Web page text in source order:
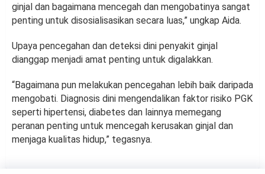
ginjal dan bagaimana mencegah dan mengobatinya sangat
penting untuk disosialisasikan secara luas,” ungkap Aida.
Upaya pencegahan dan deteksi dini penyakit ginjal
dianggap menjadi amat penting untuk digalakkan.
“Bagaimana pun melakukan pencegahan lebih baik daripada
mengobati. Diagnosis dini mengendalikan faktor risiko PGK
seperti hipertensi, diabetes dan lainnya memegang
peranan penting untuk mencegah kerusakan ginjal dan
menjaga kualitas hidup,” tegasnya.